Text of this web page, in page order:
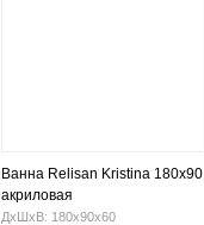
Ванна Relisan Kristina 180x90
акриловая
ДхШхВ: 180х90х60